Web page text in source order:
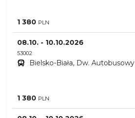
1 380 PLN
08.10. - 10.10.2026
53002
Bielsko-Biała, Dw. Autobusowy
1 380 PLN